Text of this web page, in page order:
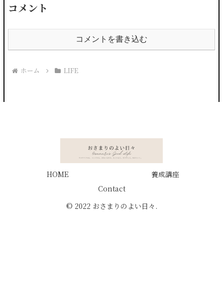
コメント
コメントを書き込む
ホーム LIFE
HOME
養成講座
Contact
© 2022 おさまりのよい日々.